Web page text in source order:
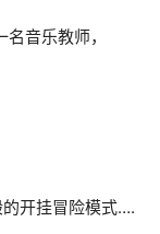
音乐教师，
开挂冒险模式….